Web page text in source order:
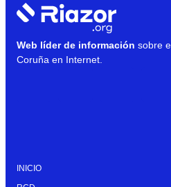
Web líder de información sobre
Coruña en Internet.
INICIO